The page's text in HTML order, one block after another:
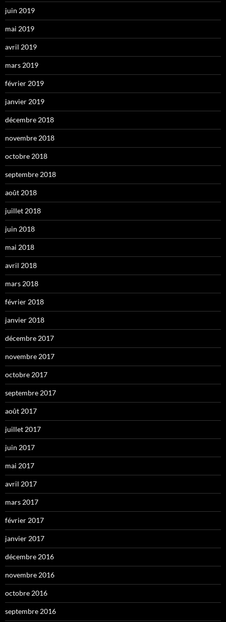
juin 2019
mai 2019
avril 2019
mars 2019
février 2019
janvier 2019
décembre 2018
novembre 2018
octobre 2018
septembre 2018
août 2018
juillet 2018
juin 2018
mai 2018
avril 2018
mars 2018
février 2018
janvier 2018
décembre 2017
novembre 2017
octobre 2017
septembre 2017
août 2017
juillet 2017
juin 2017
mai 2017
avril 2017
mars 2017
février 2017
janvier 2017
décembre 2016
novembre 2016
octobre 2016
septembre 2016